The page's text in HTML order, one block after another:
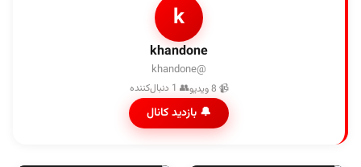
k
khandone
@khandone
📹 8 ویدیو 👥 1 دنبال‌کننده
🔔 بازدید کانال